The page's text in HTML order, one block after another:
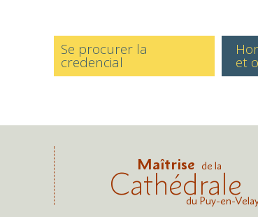
Se procurer la
credencial et
Maîtrise de la
Cathédrale
du Puy-en-